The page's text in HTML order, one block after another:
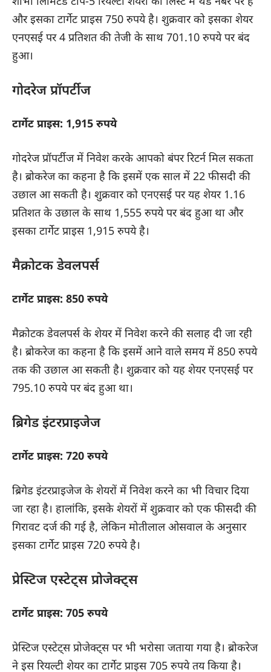
और इसका टार्गेट प्राइस 750 रुपये है। शुक्रवार को इसका शेयर
एनएसई पर 4 प्रतिशत की तेजी के साथ 701.10 रुपये पर बंद
हुआ।
गोदरेज प्रॉपर्टीज
टार्गेट प्राइस: 1,915 रुपये
गोदरेज प्रॉपर्टीजमें निवेश करके आपको बंपर रिटर्न मिल सकता
है। ब्रोकरेज का कहना है कि इसमें एक साल में 22 फीसदी की
उछाल आ सकती है। शुक्रवार को एनएसई पर यह शेयर 1.16
प्रतिशत के उछाल के साथ 1,555 रुपये पर बंद हुआ था और
इसका टार्गेट प्राइस 1,915 रुपये है।
मैक्रोटक डेवलपर्स
टार्गेट प्राइस: 850 रुपये
मैक्रोटक डेवलपर्सके शेयर में निवेश करने की सलाह दी जा रही
है। ब्रोकरेज का कहना है कि इसमें आने वाले समय में 850 रुपये
तक की उछाल आ सकती है। शुक्रवार को यह शेयर एनएसई पर
795.10 रुपये पर बंद हुआ था।
ब्रिगेड इंटरप्राइजेज
टार्गेट प्राइस: 720 रुपये
ब्रिगेड इंटरप्राइजेजके शेयरों में निवेश करने का भी विचार दिया
जा रहा है। हालांकि, इसके शेयरों में शुक्रवार को एक फीसदी की
गिरावट दर्ज की गई है, लेकिन मोतीलाल ओसवाल के अनुसार
इसका टार्गेट प्राइस 720 रुपये है।
प्रेस्टिज एस्टेट्स प्रोजेक्ट्स
टार्गेट प्राइस: 705 रुपये
प्रेस्टिज एस्टेट्स प्रोजेक्ट्सपर भी भरोसा जताया गया है। ब्रोकरेज
ने इस रियल्टी शेयर का टार्गेट प्राइस 705 रुपये तय किया है।